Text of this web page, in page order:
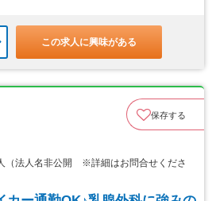
この求人に興味がある
保存する
（法人名非公開 ※詳細はお問合せくださ